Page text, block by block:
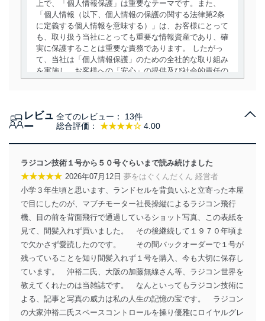
上で、「個人情報保護」は重要なテーマです。また、
「個人情報（以下、個人情報の保護の関する法律第2条
に定義する個人情報を意味する）」は、お客様にとって
も、取り扱う当社にとっても重要な情報資産であり、確
実に保護することは重要な責務であります。 したがっ
て、当社は「個人情報保護」のための全社的な取り組み
を実施し、お客様への「安心」の提供及び社会的責任の
当社は、個人情報の取得・利用・提供に際して、その利
得・利用・提供を行います。また、当社が保有している
個人情報は、同意を得ずに目的外利用、第三者への提
供・開示は行いません。当社においてはこれらの取り組
みを確実にするため、従業者等の教育を徹底してまいり
ます。また、目的外利用を行わないために、適切な管理
措置を講じます。
法令遵守
当社は、個人情報に関連する法令、国が定める指針及び
その他の規範を遵守します。また、当社の管理の仕組み
に、これらの法令及びその他の規範を常に適合させま
す。
個人情報の安全管理措置
レビュ
ー
総合評価： ★★★★☆ 4.00
全てのレビュー： 13件
ラジコン技術１号から５０号ぐらいまで読み続けました
★★★★★ 2026年07月12日 夢をはぐくんだくん 経営者
小学３年生頃と思います、ランドセルを背負いふと立寄った本屋
で目にしたのが、マブチモーター社長操縦によるラジコン飛行
機、目の前を背面飛行で通過しているショット写真、この表紙を
見て、間髪入れず買いました。 その後継続して１９７０年頃ま
で欠かさず愛読したのです。 その間バックオーダーで１号が
残っていることを知り間髪入れず１号を購入、今も大切に保存し
ています。 沖裕二氏、大阪の加藤無線さん等、ラジコン世界を
教えてくれたのは当雑誌です。 なんといってもラジコン技術に
よる、記事と写真の威力は私の人生の記憶の宝です。 ラジコン
の大家沖裕二氏スペースコントロールを操り優雅にロイヤルグレ